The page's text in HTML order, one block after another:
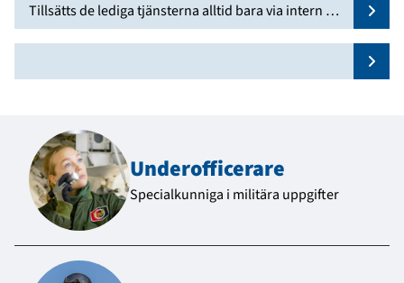
Tillsätts de lediga tjänsterna alltid bara via intern re
krytering?
Underofficerare
Specialkunniga i militära uppgifter